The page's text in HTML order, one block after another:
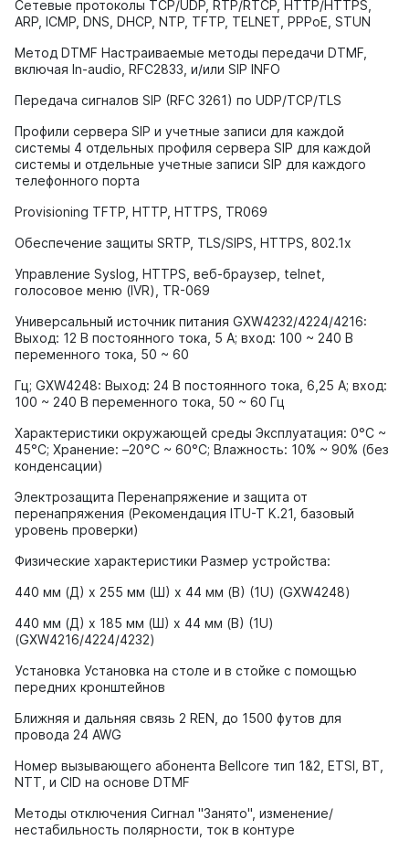
Сетевые протоколы TCP/UDP, RTP/RTCP, HTTP/HTTPS,
ARP, ICMP, DNS, DHCP, NTP, TFTP, TELNET, PPPoE, STUN
Метод DTMF Настраиваемые методы передачи DTMF,
включая In-audio, RFC2833, и/или SIP INFO
Передача сигналов SIP (RFC 3261) по UDP/TCP/TLS
Профили сервера SIP и учетные записи для каждой
системы 4 отдельных профиля сервера SIP для каждой
системы и отдельные учетные записи SIP для каждого
телефонного порта
Provisioning TFTP, HTTP, HTTPS, TR069
Обеспечение защиты SRTP, TLS/SIPS, HTTPS, 802.1x
Управление Syslog, HTTPS, веб-браузер, telnet,
голосовое меню (IVR), TR-069
Универсальный источник питания GXW4232/4224/4216:
Выход: 12 В постоянного тока, 5 А; вход: 100 ~ 240 В
переменного тока, 50 ~ 60
Гц; GXW4248: Выход: 24 В постоянного тока, 6,25 А; вход:
100 ~ 240 В переменного тока, 50 ~ 60 Гц
Характеристики окружающей среды Эксплуатация: 0°C ~
45°C; Хранение: –20°C ~ 60°C; Влажность: 10% ~ 90% (без
конденсации)
Электрозащита Перенапряжение и защита от
перенапряжения (Рекомендация ITU-T K.21, базовый
уровень проверки)
Физические характеристики Размер устройства:
440 мм (Д) x 255 мм (Ш) x 44 мм (В) (1U) (GXW4248)
440 мм (Д) x 185 мм (Ш) x 44 мм (В) (1U)
(GXW4216/4224/4232)
Установка Установка на столе и в стойке с помощью
передних кронштейнов
Ближняя и дальняя связь 2 REN, до 1500 футов для
провода 24 AWG
Номер вызывающего абонента Bellcore тип 1&2, ETSI, BT,
NTT, и CID на основе DTMF
Методы отключения Сигнал "Занято", изменение/
нестабильность полярности, ток в контуре